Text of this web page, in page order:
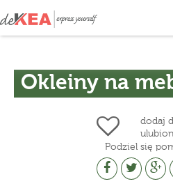
Okleiny na
dodaj
Podziel się